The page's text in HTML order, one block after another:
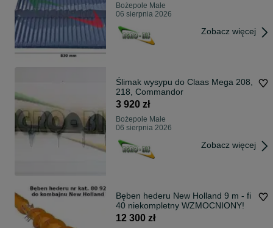
Bożepole Małe
06 sierpnia 2026
Zobacz więcej
Ślimak wysypu do Claas Mega 208,
218, Commandor
3 920 zł
Bożepole Małe
06 sierpnia 2026
Zobacz więcej
Bęben hederu New Holland 9 m - fi
40 niekompletny WZMOCNIONY!
12 300 zł